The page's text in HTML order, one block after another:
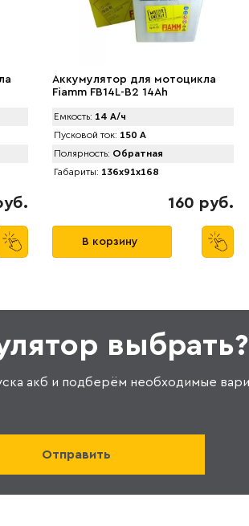
Аккумулятор для мотоцикла
Fiamm FB14L-B2 14Ah
Емкость: 14 А/ч
Пусковой ток: 150 А
Полярность: Обратная
Габариты: 136x91x168
160 руб.
В корзину
выбрать?
акб и подберём необходимые